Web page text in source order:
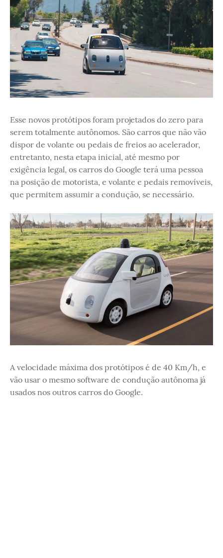
Esse novos protótipos foram projetados do zero para
serem totalmente autônomos. São carros que não vão
dispor de volante ou pedais de freios ao acelerador,
entretanto, nesta etapa inicial, até mesmo por
exigência legal, os carros do Google terá uma pessoa
na posição de motorista, e volante e pedais removíveis,
que permitem assumir a condução, se necessário.
A velocidade máxima dos protótipos é de 40 Km/h, e
vão usar o mesmo software de condução autônoma já
usados nos outros carros do Google.